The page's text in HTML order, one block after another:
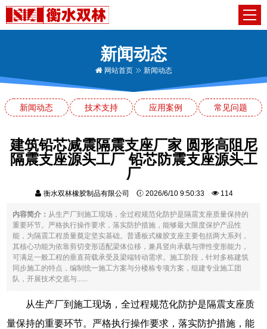
新闻动态
网站首页 新闻动态
新闻动态 技术支持 应用案例 常见问题
建筑铅芯减震隔震支座厂家 圆形高阻尼
隔震支座源头工厂 铅芯防震支座源头工
厂
衡水双林橡胶制品有限公司 2026/6/10 9:50:33 114
内容简介： 从生产厂到施工现场，全过程规范化防护是隔震支座质量保持的
重要环节。严格执行操作要求，落实防护措施，能够最大限度保护产品性
能，为隔震工程质量奠定坚实基础。普通板式橡胶支座主要包括两大系列，
其核心功能为依靠剪切变形适配梁体位移，兼具竖向承载与弹性变形能力，
可满足一般工程的垂直荷载承受及梁端转动需求。施工阶段，针对多栋建筑
同步施工的特点，编制统一施工方案与分楼栋专项方案，组建专业施工团
队，开展技术交底与......
从生产厂到施工现场，全过程规范化防护是隔震支座质
量保持的重要环节。严格执行操作要求，落实防护措施，能